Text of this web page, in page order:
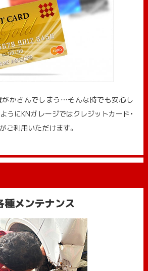
かさんでしまう…そんな時でも安心し
うにKNガレージではクレジットカード・
ご利用いただけます。
種メンテナンス